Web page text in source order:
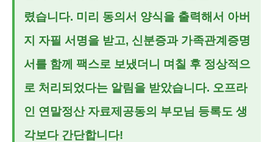
렸습니다. 미리 동의서 양식을 출력해서 아버
지 자필 서명을 받고, 신분증과 가족관계증명
서를 함께 팩스로 보냈더니 며칠 후 정상적으
로 처리되었다는 알림을 받았습니다. 오프라
인 연말정산 자료제공동의 부모님 등록도 생
각보다 간단합니다!